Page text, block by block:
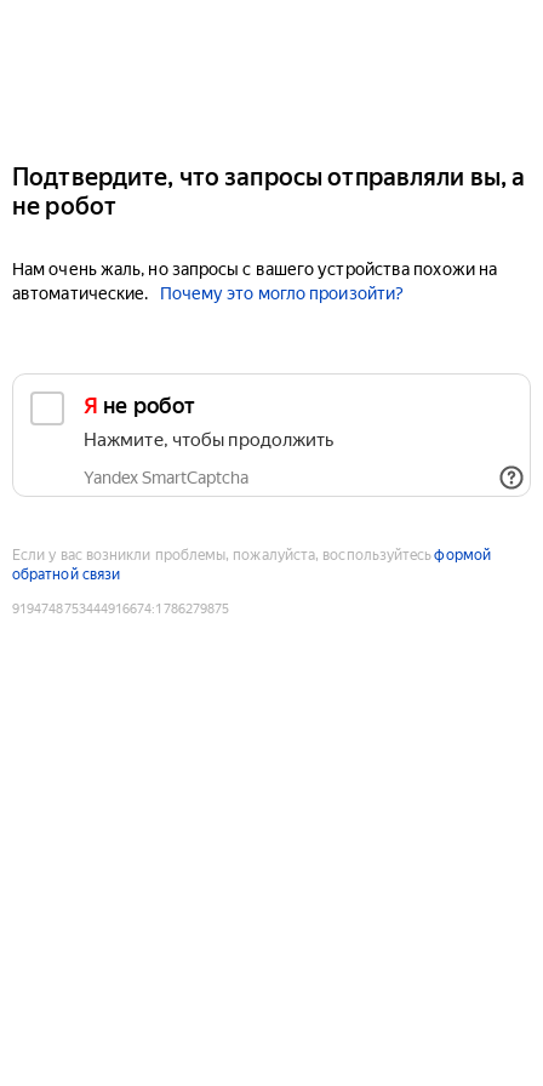
Подтвердите, что запросы отправляли вы, а
не робот
Нам очень жаль, но запросы с вашего устройства похожи на
автоматические.
Почему это могло произойти?
Я не робот
Нажмите, чтобы продолжить
Yandex SmartCaptcha
Если у вас возникли проблемы, пожалуйста, воспользуйтесьформой
обратной связи
9194748753444916674:1786279875